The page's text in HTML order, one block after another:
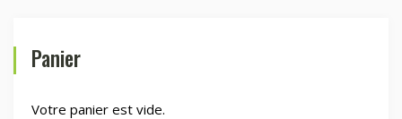
Panier
Votre panier est vide.